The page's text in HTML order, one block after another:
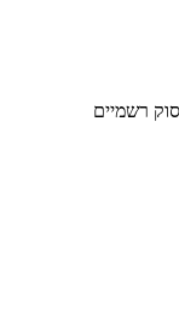
רשמיים